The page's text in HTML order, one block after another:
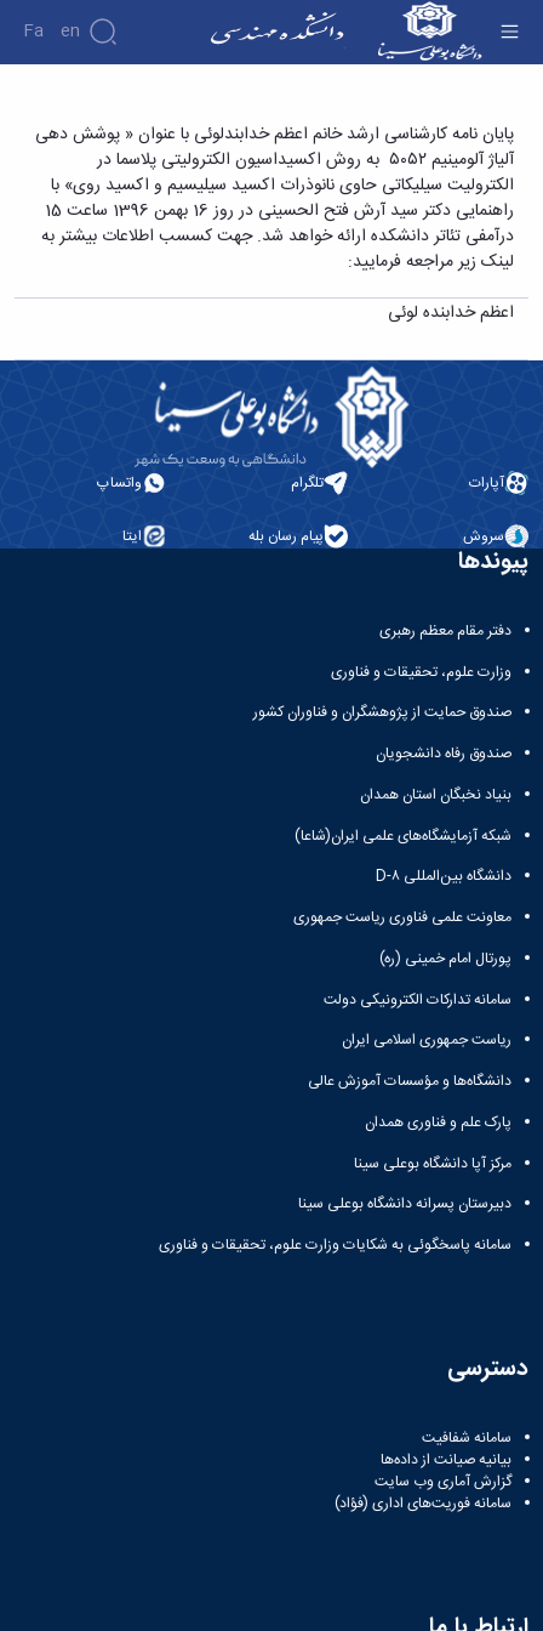
Fa En
دانشکده
درباره
دانشکده
تاریخچه
ریاست
دانشکده
آلبوم
عکس
اطلاعات
معاونت
معاونت
تحصیلات
تکمیلی
پژوهش
نشریات
پایان نامه کارشناسی ارشد خانم اعظم خدابندلوئی با
عنوان « پوشش دهی آلیاژ آلومینیم ۵۰۵۲ به روش
اکسیداسیون الکترولیتی پلاسما در الکترولیت
سیلیکاتی حاوی نانوذرات اکسید سیلیسیم و اکسید
روی» - دانشکده فنی و مهندسی
پایان نامه کارشناسی ارشد خانم اعظم خدابندلوئی با عنوان « پوشش دهی
آلیاژ آلومینیم ۵۰۵۲ به روش اکسیداسیون الکترولیتی پلاسما در
الکترولیت سیلیکاتی حاوی نانوذرات اکسید سیلیسیم و اکسید روی» با
راهنمایی دکتر سید آرش فتح الحسینی در روز 16 بهمن 1396 ساعت 15
درآمفی تئاتر دانشکده ارائه خواهد شد. جهت کسسب اطلاعات بیشتر به
لینک زیر مراجعه فرمایید:
اعظم خدابنده لوئی
آپارات تلگرام واتساپ
سروش پیام رسان بله ایتا
پیوندها
دفتر مقام معظم رهبری
وزارت علوم، تحقیقات و فناوری
صندوق حمایت از پژوهشگران و فناوران کشور
صندوق رفاه دانشجویان
بنیاد نخبگان استان همدان
شبکه آزمایشگاه‌های علمی ایران(شاعا)
دانشگاه بین‌المللی D-۸
معاونت علمی فناوری ریاست جمهوری
پورتال امام خمینی (ره)
سامانه تدارکات الکترونیکی دولت
ریاست جمهوری اسلامی ایران
دانشگاه‌ها و مؤسسات آموزش عالی
پارک علم و فناوری همدان
مرکز آپا دانشگاه بوعلی سینا
دبیرستان پسرانه دانشگاه بوعلی سینا
سامانه پاسخگوئی به شکایات وزارت علوم، تحقیقات و فناوری
دسترسی
سامانه شفافیت
بیانیه صیانت از داده‌ها
گزارش آماری وب‌ سایت
سامانه فوریت‌های اداری (فؤاد)